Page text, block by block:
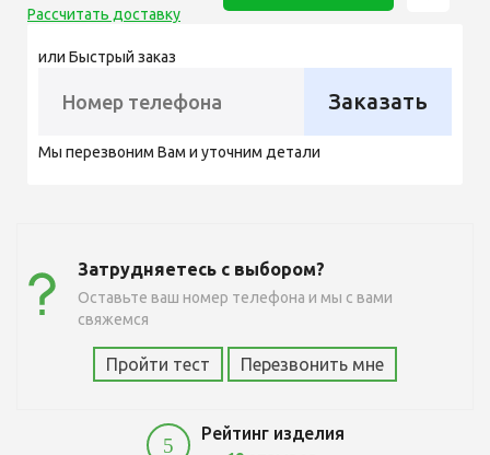
Рассчитать доставку
или Быстрый заказ
Заказать
Мы перезвоним Вам и уточним детали
Затрудняетесь с выбором?
Оставьте ваш номер телефона и мы с вами
свяжемся
Пройти тест Перезвонить мне
5
Рейтинг изделия